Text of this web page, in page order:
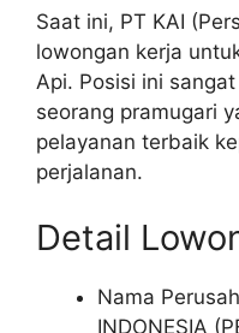
Saat ini, PT KAI
lowongan kerja
Api. Posisi ini
seorang pramugari
pelayanan terbaik
perjalanan.
Detail
Nama
INDONESIA